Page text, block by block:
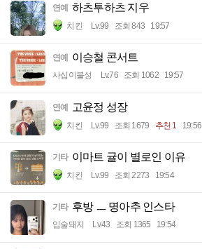
연예 하츠투하츠 지우
치킨 Lv.99 조회 843 19:57
연예 이승철 콘서트
사십이불성 Lv.76 조회 1062 19:57
연예 고윤정 성장
치킨 Lv.99 조회 1679 추천 1 19:56
기타 이마트 귤이 별로인 이유
치킨 Lv.99 조회 2273 19:54
기타 후방 ㅡ 명아추 인스타
입술돼지 Lv.43 조회 1365 19:54